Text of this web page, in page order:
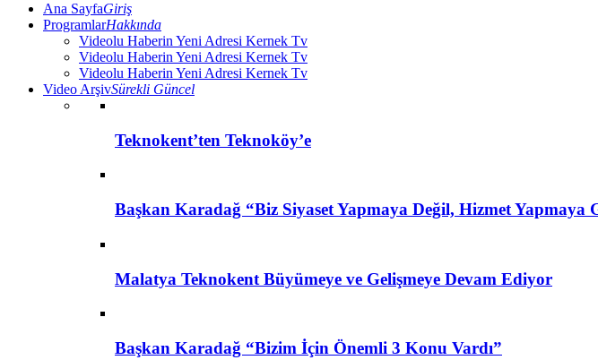
Ana SayfaGiriş
ProgramlarHakkında
Videolu Haberin Yeni Adresi Kernek Tv
Videolu Haberin Yeni Adresi Kernek Tv
Videolu Haberin Yeni Adresi Kernek Tv
Video ArşivSürekli Güncel
Teknokent’ten Teknoköy’e
Başkan Karadağ “Biz Siyaset Yapmaya Değil, Hizmet Yapmaya
Malatya Teknokent Büyümeye ve Gelişmeye Devam Ediyor
Başkan Karadağ “Bizim İçin Önemli 3 Konu Vardı”